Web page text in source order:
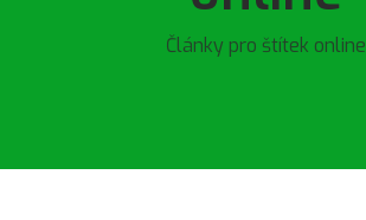
Články pro štítek online